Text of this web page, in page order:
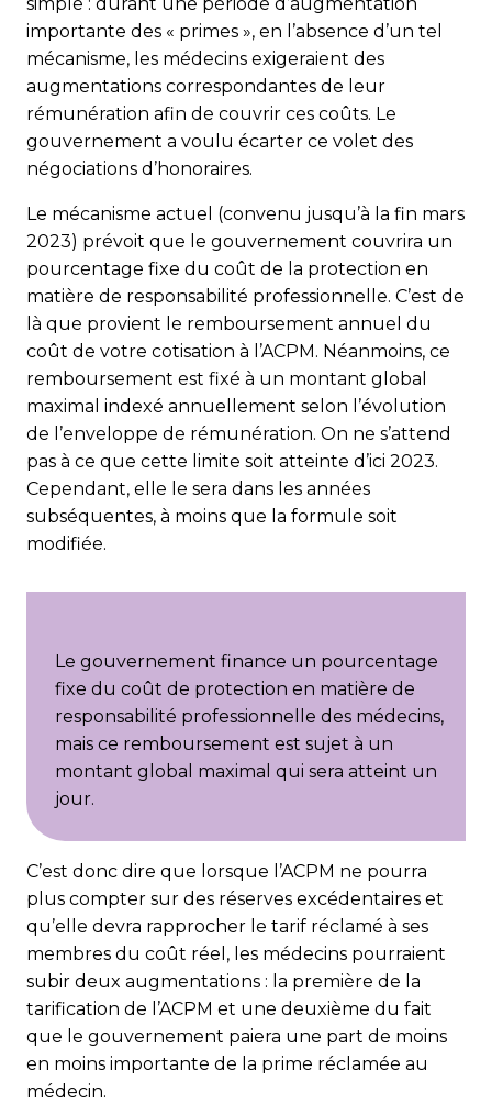
importante des « primes », en l’absence d’un tel
mécanisme, les médecins exigeraient des
augmentations correspondantes de leur
rémunération afin de couvrir ces coûts. Le
gouvernement a voulu écarter ce volet des
négociations d’honoraires.
Le mécanisme actuel (convenu jusqu’à la fin mars
2023) prévoit que le gouvernement couvrira un
pourcentage fixe du coût de la protection en
matière de responsabilité professionnelle. C’est de
là que provient le remboursement annuel du
coût de votre cotisation à l’ACPM. Néanmoins, ce
remboursement est fixé à un montant global
maximal indexé annuellement selon l’évolution
de l’enveloppe de rémunération. On ne s’attend
pas à ce que cette limite soit atteinte d’ici 2023.
Cependant, elle le sera dans les années
subséquentes, à moins que la formule soit
modifiée.
Le gouvernement finance un pourcentage
fixe du coût de protection en matière de
responsabilité professionnelle des médecins,
mais ce remboursement est sujet à un
montant global maximal qui sera atteint un
jour.
C’est donc dire que lorsque l’ACPM ne pourra
plus compter sur des réserves excédentaires et
qu’elle devra rapprocher le tarif réclamé à ses
membres du coût réel, les médecins pourraient
subir deux augmentations : la première de la
tarification de l’ACPM et une deuxième du fait
que le gouvernement paiera une part de moins
en moins importante de la prime réclamée au
médecin.